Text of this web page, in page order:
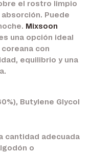
el rostro limpio
Puede
Mixsoon
una opción ideal
con
equilibrio y una
Butylene Glycol
cantidad adecuada
o